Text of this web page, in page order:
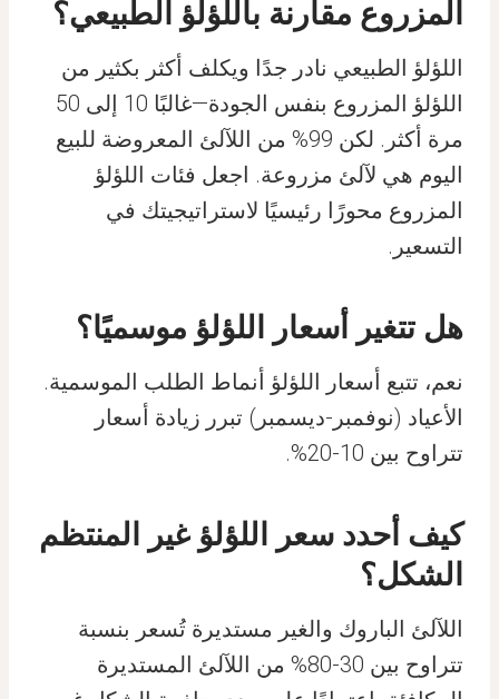
المزروع مقارنة باللؤلؤ الطبيعي؟
اللؤلؤ الطبيعي نادر جدًا ويكلف أكثر بكثير من
اللؤلؤ المزروع بنفس الجودة—غالبًا 10 إلى 50
مرة أكثر. لكن 99% من اللآلئ المعروضة للبيع
اليوم هي لآلئ مزروعة. اجعل فئات اللؤلؤ
المزروع محورًا رئيسيًا لاستراتيجيتك في
التسعير.
هل تتغير أسعار اللؤلؤ موسميًا؟
نعم، تتبع أسعار اللؤلؤ أنماط الطلب الموسمية.
الأعياد (نوفمبر-ديسمبر) تبرر زيادة أسعار
تتراوح بين 10-20%.
كيف أحدد سعر اللؤلؤ غير المنتظم
الشكل؟
اللآلئ الباروك والغير مستديرة تُسعر بنسبة
تتراوح بين 30-80% من اللآلئ المستديرة